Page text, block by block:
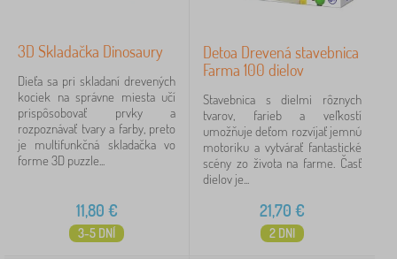
3D Skladačka Dinosaury
Dieťa sa pri skladaní drevených
kociek na správne miesta učí
prispôsobovať prvky a
rozpoznávať tvary a farby, preto
je multifunkčná skladačka vo
forme 3D puzzle...
11,80 €
3-5 DNÍ
Detoa Drevená stavebnica
Farma 100 dielov
Stavebnica s dielmi rôznych
tvarov, farieb a veľkostí
umožňuje deťom rozvíjať jemnú
motoriku a vytvárať fantastické
scény zo života na farme. Časť
dielov je...
21,70 €
2 DNI